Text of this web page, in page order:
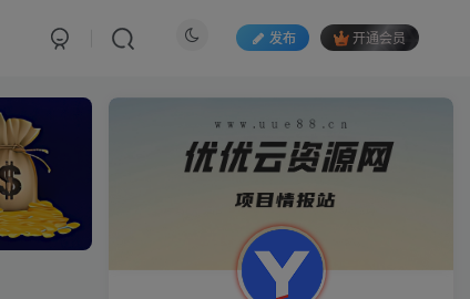
发布 开通会员